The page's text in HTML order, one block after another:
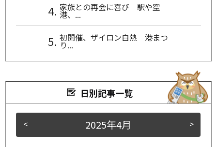
家族との再会に喜び 駅や空
港、...
初開催、ザイロン白熱 港まつ
り...
日別記事一覧
< >
2025年4月